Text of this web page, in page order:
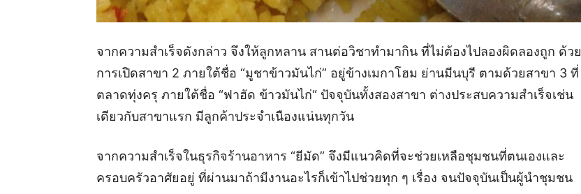
จากความสำเร็จดังกล่าว จึงให้ลูกหลาน สานต่อวิชาทำมากิน ที่ไม่ต้องไปลองผิดลองถูก ด้วย
การเปิดสาขา 2 ภายใต้ชื่อ “มูชาข้าวมันไก่” อยู่ข้างเมกาโฮม ย่านมีนบุรี ตามด้วยสาขา 3 ที่
ตลาดทุ่งครุ ภายใต้ชื่อ “ฟาฮัด ข้าวมันไก่“ ปัจจุบันทั้งสองสาขา ต่างประสบความสำเร็จเช่น
เดียวกับสาขาแรก มีลูกค้าประจำเนืองแน่นทุกวัน
จากความสำเร็จในธุรกิจร้านอาหาร “ยีมัด” จึงมีแนวคิดที่จะช่วยเหลือชุมชนที่ตนเองและ
ครอบครัวอาศัยอยู่ ที่ผ่านมาถ้ามีงานอะไรก็เข้าไปช่วยทุก ๆ เรื่อง จนปัจจุบันเป็นผู้นำชุมชน